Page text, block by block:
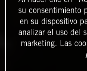
su consentimiento
en su dispositivo
analizar el uso del
marketing. Las